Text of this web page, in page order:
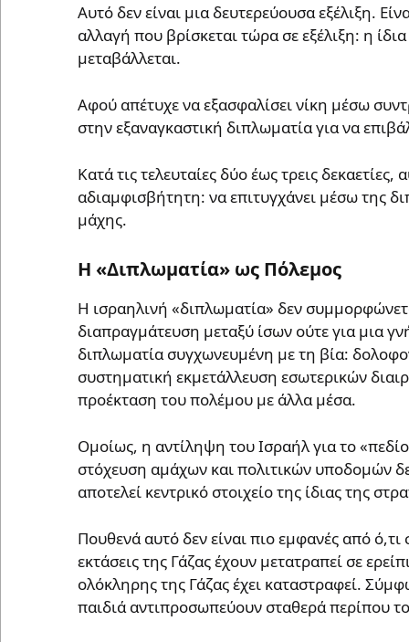
Αυτό δεν είναι μια δευτερεύουσα εξέλιξη.
αλλαγή που βρίσκεται τώρα σε εξέλιξη: η
μεταβάλλεται.
Αφού απέτυχε να εξασφαλίσει νίκη μέσω
στην εξαναγκαστική διπλωματία για να
Κατά τις τελευταίες δύο έως τρεις
αδιαμφισβήτητη: να επιτυγχάνει μέσω της
μάχης.
Η «Διπλωματία» ως Πόλεμος
Η ισραηλινή «διπλωματία» δεν
διαπραγμάτευση μεταξύ ίσων ούτε για μια
διπλωματία συγχωνευμένη με τη βία:
συστηματική εκμετάλλευση εσωτερικών
προέκταση του πολέμου με άλλα μέσα.
Ομοίως, η αντίληψη του Ισραήλ για το
στόχευση αμάχων και πολιτικών υποδομών
αποτελεί κεντρικό στοιχείο της ίδιας της
Πουθενά αυτό δεν είναι πιο εμφανές από
εκτάσεις της Γάζας έχουν μετατραπεί σε
ολόκληρης της Γάζας έχει καταστραφεί.
παιδιά αντιπροσωπεύουν σταθερά περίπου